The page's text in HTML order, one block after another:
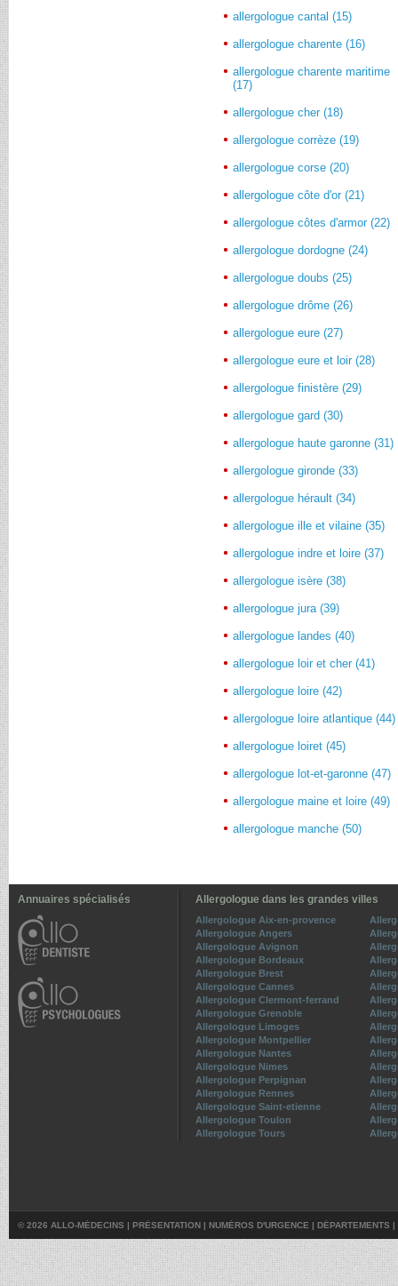
allergologue cantal (15)
allergologue charente (16)
allergologue charente maritime
(17)
allergologue cher (18)
allergologue corrèze (19)
allergologue corse (20)
allergologue côte d'or (21)
allergologue côtes d'armor (22)
allergologue dordogne (24)
allergologue doubs (25)
allergologue drôme (26)
allergologue eure (27)
allergologue eure et loir (28)
allergologue finistère (29)
allergologue gard (30)
allergologue haute garonne (31)
allergologue gironde (33)
allergologue hérault (34)
allergologue ille et vilaine (35)
allergologue indre et loire (37)
allergologue isère (38)
allergologue jura (39)
allergologue landes (40)
allergologue loir et cher (41)
allergologue loire (42)
allergologue loire atlantique (44)
allergologue loiret (45)
allergologue lot-et-garonne (47)
allergologue maine et loire (49)
allergologue manche (50)
Annuaires spécialisés Allergologue dans les grandes villes
Allergologue Aix-en-provence
Allergologue Angers
Allergologue Avignon
Allergologue Bordeaux
Allergologue Brest
Allergologue Cannes
Allergologue Clermont-ferrand
Allergologue Grenoble
Allergologue Limoges
Allergologue Montpellier
Allergologue Nantes
Allergologue Nimes
Allergologue Perpignan
Allergologue Rennes
Allergologue Saint-etienne
Allergologue Toulon
Allergologue Tours
© 2026 ALLO-MÉDECINS | PRÉSENTATION | NUMÉROS D'URGENCE | DÉPARTEMENTS |